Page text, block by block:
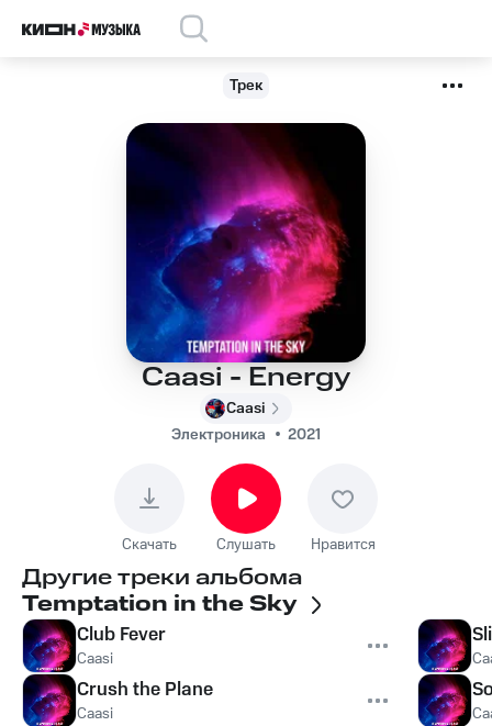
Трек
Caasi - Energy
Caasi
Электроника
2021
Скачать Слушать Нравится
Другие треки альбома
Temptation in the Sky
Club Fever
Caasi
Crush the Plane
Caasi